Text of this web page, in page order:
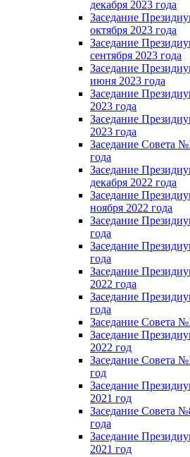
декабря 2023 года
Заседание
октября 2023 года
Заседание
сентября 2023 года
Заседание
июня 2023 года
Заседание
2023 года
Заседание
2023 года
Заседание Совета
года
Заседание
декабря 2022 года
Заседание
ноября 2022 года
Заседание
года
Заседание
года
Заседание
2022 года
Заседание
года
Заседание Совета
Заседание
2022 год
Заседание Совета
год
Заседание
2021 год
Заседание Совета
года
Заседание
2021 год